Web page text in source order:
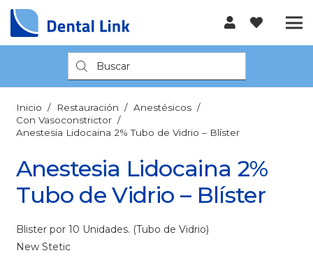
Búsqueda
de
productos
Inicio / Restauración / Anestésicos /
Con Vasoconstrictor /
Anestesia Lidocaina 2% Tubo de Vidrio – Blíster
Anestesia Lidocaina 2%
Tubo de Vidrio – Blíster
Blister por 10 Unidades. (Tubo de Vidrio)
New Stetic